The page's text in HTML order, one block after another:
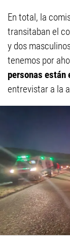
En total, la
transitaban el
y dos
tenemos por
personas están
entrevistar a la